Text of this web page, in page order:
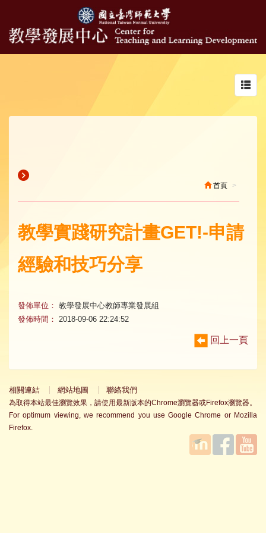
首頁
教學實踐研究計畫GET!-申請
經驗和技巧分享
發佈單位： 教學發展中心教師專業發展組
發佈時間：
2018-09-06 22:24:52
回上一頁
相關連結 網站地圖 聯絡我們
為取得本站最佳瀏覽效果，請使用最新版本的Chrome瀏覽器或Firefox瀏覽器。
For optimum viewing, we recommend you use Google Chrome or Mozilla
Firefox.